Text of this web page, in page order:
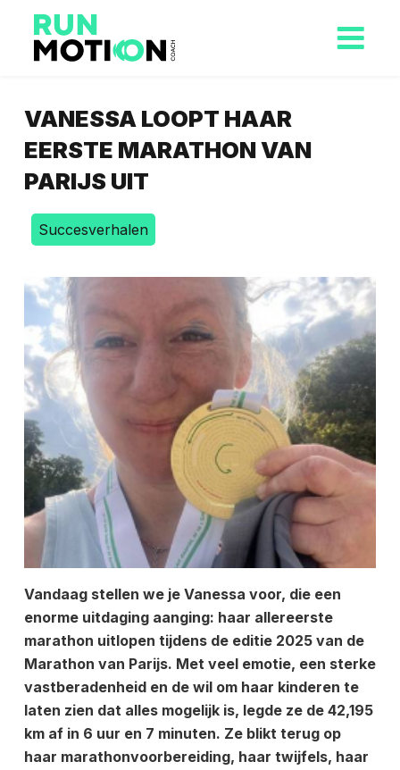
VANESSA LOOPT HAAR
EERSTE MARATHON VAN
PARIJS UIT
Succesverhalen
Vandaag stellen we je Vanessa voor, die een
enorme uitdaging aanging: haar allereerste
marathon uitlopen tijdens de editie 2025 van de
Marathon van Parijs. Met veel emotie, een sterke
vastberadenheid en de wil om haar kinderen te
laten zien dat alles mogelijk is, legde ze de 42,195
km af in 6 uur en 7 minuten. Ze blikt terug op
haar marathonvoorbereiding, haar twijfels, haar